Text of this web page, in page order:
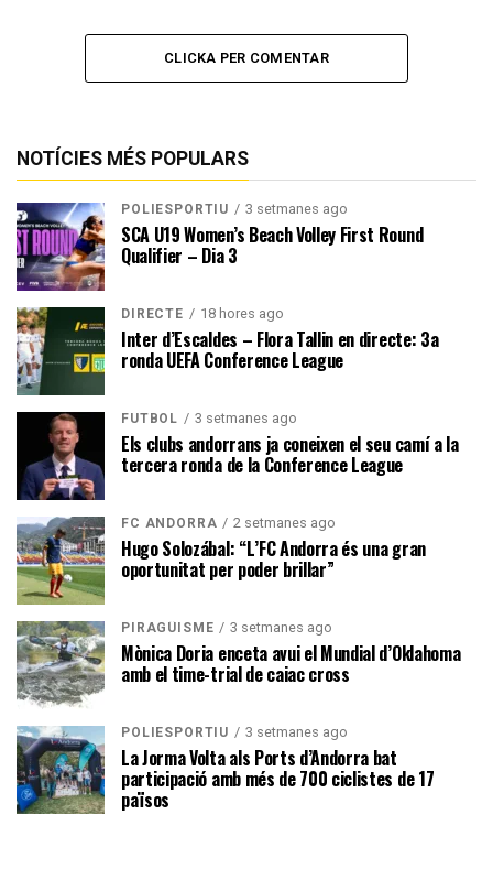
CLICKA PER COMENTAR
NOTÍCIES MÉS POPULARS
POLIESPORTIU 3 setmanes ago
SCA U19 Women’s Beach Volley First Round
Qualifier – Dia 3
DIRECTE 18 hores ago
Inter d’Escaldes – Flora Tallin en directe: 3a
ronda UEFA Conference League
FUTBOL 3 setmanes ago
Els clubs andorrans ja coneixen el seu camí a la
tercera ronda de la Conference League
FC ANDORRA 2 setmanes ago
Hugo Solozábal: “L’FC Andorra és una gran
oportunitat per poder brillar”
PIRAGÜISME 3 setmanes ago
Mònica Doria enceta avui el Mundial d’Oklahoma
amb el time-trial de caiac cross
POLIESPORTIU 3 setmanes ago
La Jorma Volta als Ports d’Andorra bat
participació amb més de 700 ciclistes de 17
països